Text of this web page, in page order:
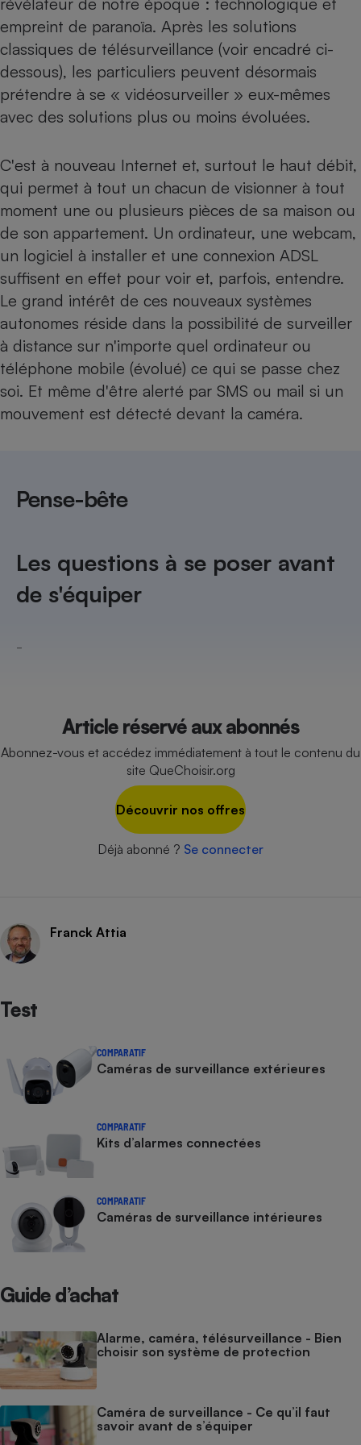
empreint de paranoïa. Après les solutions
classiques de télésurveillance (voir encadré ci-
dessous), les particuliers peuvent désormais
prétendre à se « vidéosurveiller » eux-mêmes
avec des solutions plus ou moins évoluées.
C'est à nouveau Internet et, surtout le haut débit,
qui permet à tout un chacun de visionner à tout
moment une ou plusieurs pièces de sa maison ou
de son appartement. Un ordinateur, une webcam,
un logiciel à installer et une connexion ADSL
suffisent en effet pour voir et, parfois, entendre.
Le grand intérêt de ces nouveaux systèmes
autonomes réside dans la possibilité de surveiller
à distance sur n'importe quel ordinateur ou
téléphone mobile (évolué) ce qui se passe chez
soi. Et même d'être alerté par SMS ou mail si un
mouvement est détecté devant la caméra.
Pense-bête
Les questions à se poser avant
de s'équiper
-
Article réservé aux abonnés
Abonnez-vous et accédez immédiatement à tout le contenu du
site QueChoisir.org
Découvrir nos offres
Déjà abonné ? Se connecter
Franck Attia
Test
COMPARATIF
Caméras de surveillance extérieures
COMPARATIF
Kits d’alarmes connectées
COMPARATIF
Caméras de surveillance intérieures
Guide d’achat
Alarme, caméra, télésurveillance - Bien
choisir son système de protection
Caméra de surveillance - Ce qu’il faut
savoir avant de s’équiper
Complément
alimentaire
bouteille
Assurance emprunteur
Banque
Petit électroménager -
Lave-linge
Plaque de cuisson à
induction
Climatiseur -
Cafetière à expressos
Téléviseur
Téléphone mobile -
Smartphone
Matelas
Radiateur électrique
Mutuelle
Antimoustique